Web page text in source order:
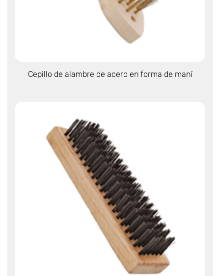
Ver más
Cepillo de alambre de acero en forma de maní